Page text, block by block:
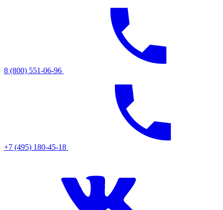
8 (800) 551-06-96
+7 (495) 180-45-18